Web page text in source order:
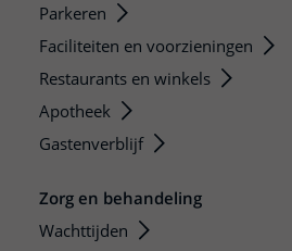
Parkeren
Faciliteiten en voorzieningen
Restaurants en winkels
Apotheek
Gastenverblijf
Zorg en behandeling
Wachttijden